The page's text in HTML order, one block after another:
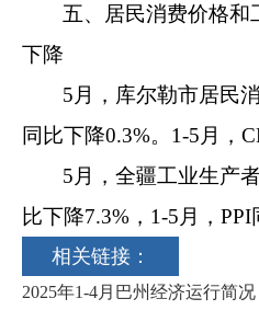
五、
居民消费价格和
下降
5 月， 库尔勒市居民
同比下降0.3%。 1-5 月，
5 月 ，全疆工业生产
比下降7.3% ， 1-5 月， PPI
相关链接：
2025年1-4月巴州经济运行简况